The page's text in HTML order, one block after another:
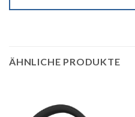
ÄHNLICHE PRODUKTE